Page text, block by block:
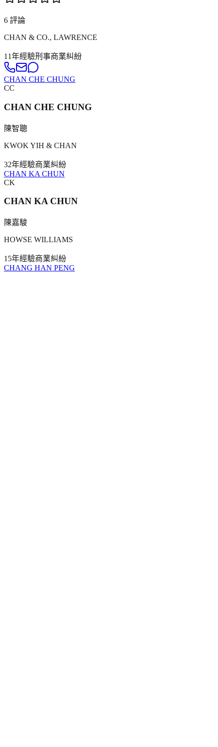
6 評論
CHAN & CO., LAWRENCE
11年經驗刑事商業糾紛
CHAN CHE CHUNG
CC
CHAN CHE CHUNG
陳智聰
KWOK YIH & CHAN
32年經驗商業糾紛
CHAN KA CHUN
CK
CHAN KA CHUN
陳嘉駿
HOWSE WILLIAMS
15年經驗商業糾紛
CHANG HAN PENG